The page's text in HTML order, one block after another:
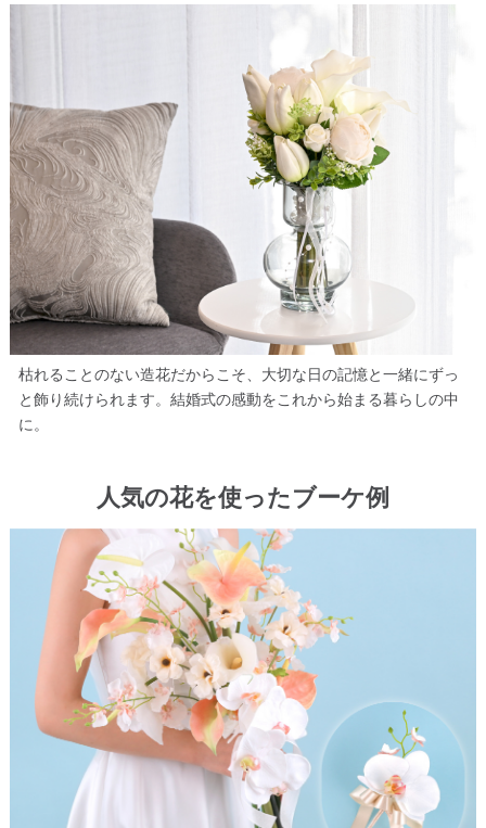
枯れることのない造花だからこそ、大切な日の記憶と一緒にずっ
と飾り続けられます。結婚式の感動をこれから始まる暮らしの中
に。
人気の花を使ったブーケ例